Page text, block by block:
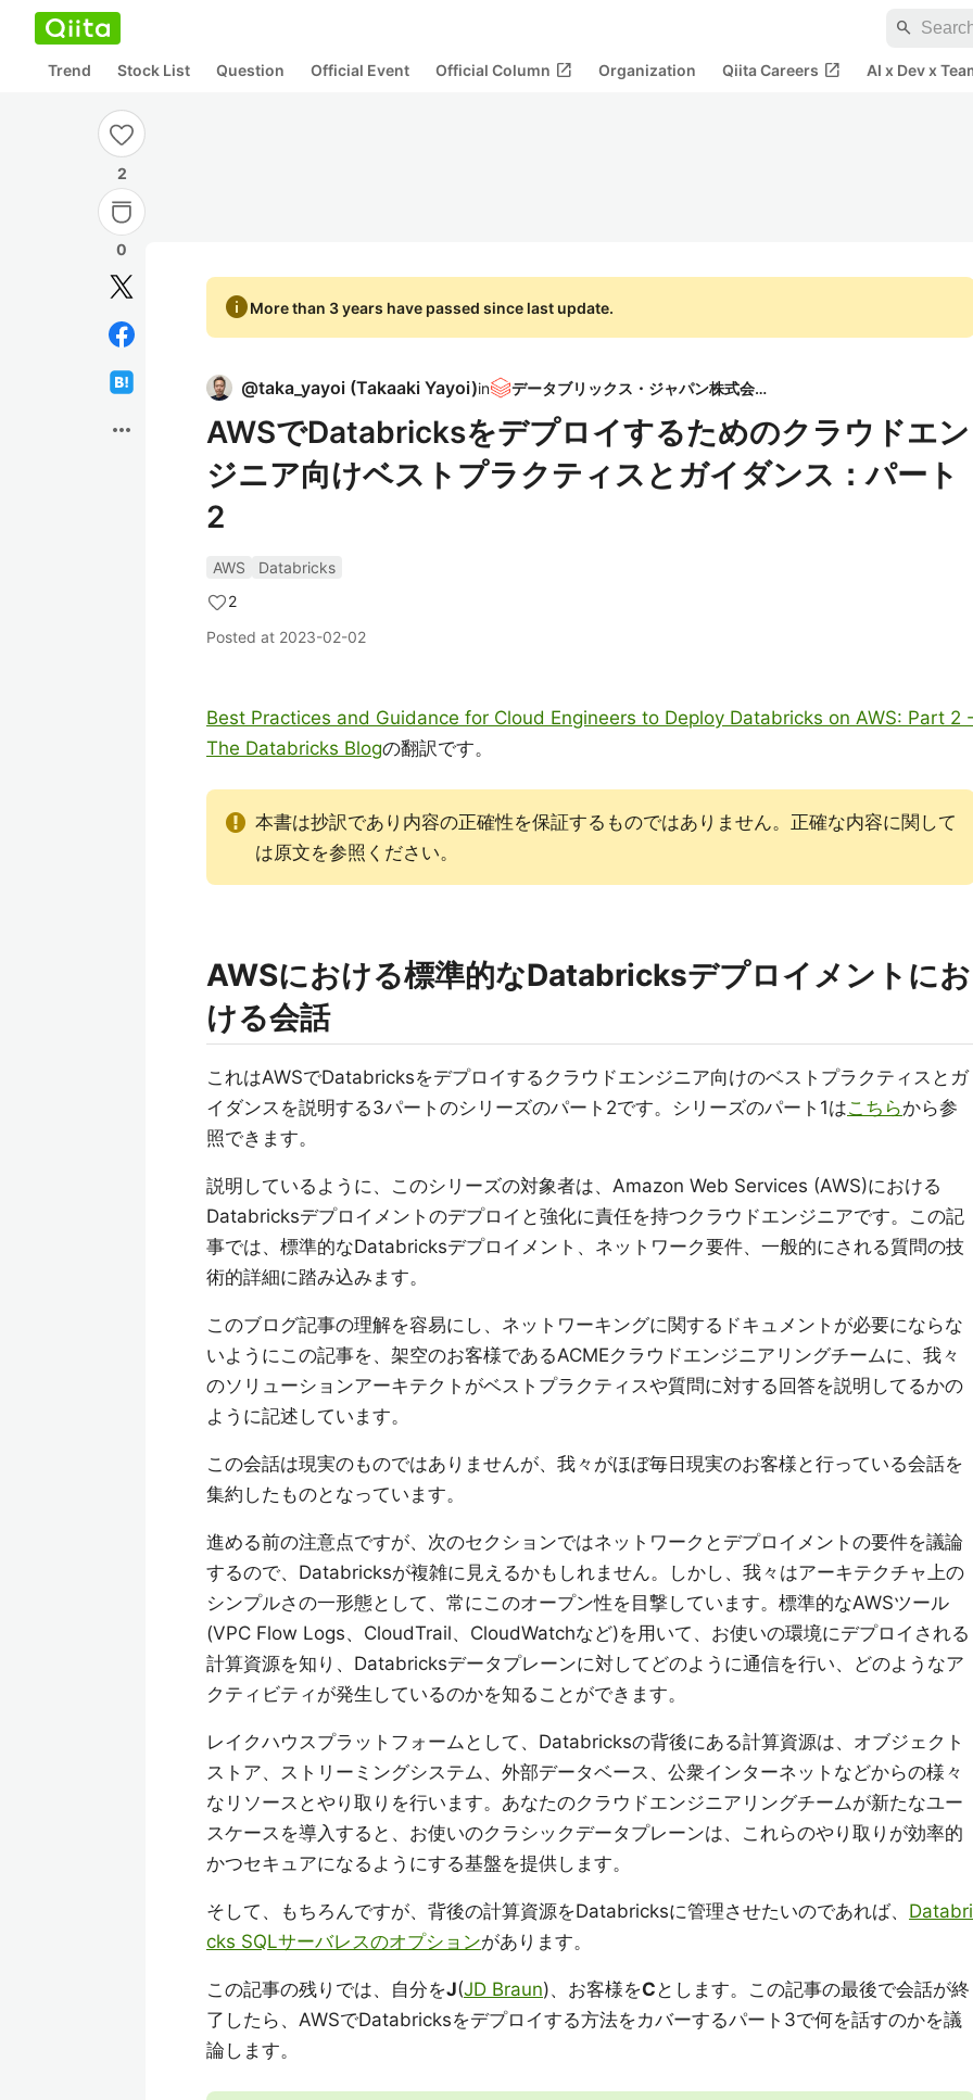
search
Trend Stock List Question Official Event Official Column open_in_new Organization Qiita Careers open_in_new AI x Dev x
2
0
more_horiz
infoMore than 3 years have passed since last update.
@taka_yayoi (Takaaki Yayoi)in データブリックス・ジャパン株式会社
AWSでDatabricksをデプロイするためのクラウドエン
ジニア向けベストプラクティスとガイダンス：パート
2
AWS
Databricks
2
Posted at 2023-02-02
Best Practices and Guidance for Cloud Engineers to Deploy Databricks on AWS: Part 2
The Databricks Blogの翻訳です。
本書は抄訳であり内容の正確性を保証するものではありません。正確な内容に関して
は原文を参照ください。
AWSにおける標準的なDatabricksデプロイメントにお
ける会話
これはAWSでDatabricksをデプロイするクラウドエンジニア向けのベストプラクティスとガ
イダンスを説明する3パートのシリーズのパート2です。シリーズのパート1はこちらから参
照できます。
説明しているように、このシリーズの対象者は、Amazon Web Services (AWS)における
Databricksデプロイメントのデプロイと強化に責任を持つクラウドエンジニアです。この記
事では、標準的なDatabricksデプロイメント、ネットワーク要件、一般的にされる質問の技
術的詳細に踏み込みます。
このブログ記事の理解を容易にし、ネットワーキングに関するドキュメントが必要にならな
いようにこの記事を、架空のお客様であるACMEクラウドエンジニアリングチームに、我々
のソリューションアーキテクトがベストプラクティスや質問に対する回答を説明してるかの
ように記述しています。
この会話は現実のものではありませんが、我々がほぼ毎日現実のお客様と行っている会話を
集約したものとなっています。
進める前の注意点ですが、次のセクションではネットワークとデプロイメントの要件を議論
するので、Databricksが複雑に見えるかもしれません。しかし、我々はアーキテクチャ上の
シンプルさの一形態として、常にこのオープン性を目撃しています。標準的なAWSツール
(VPC Flow Logs、CloudTrail、CloudWatchなど)を用いて、お使いの環境にデプロイされる
計算資源を知り、Databricksデータプレーンに対してどのように通信を行い、どのようなア
クティビティが発生しているのかを知ることができます。
レイクハウスプラットフォームとして、Databricksの背後にある計算資源は、オブジェクト
ストア、ストリーミングシステム、外部データベース、公衆インターネットなどからの様々
なリソースとやり取りを行います。あなたのクラウドエンジニアリングチームが新たなユー
スケースを導入すると、お使いのクラシックデータプレーンは、これらのやり取りが効率的
かつセキュアになるようにする基盤を提供します。
そして、もちろんですが、背後の計算資源をDatabricksに管理させたいのであれば、 Databri
cks SQLサーバレスのオプションがあります。
この記事の残りでは、自分をJ(JD Braun)、お客様をC とします。この記事の最後で会話が終
了したら、AWSでDatabricksをデプロイする方法をカバーするパート3で何を話すのかを議
論します。